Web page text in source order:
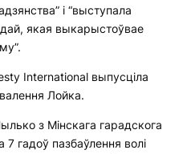
і “выступала
якая выкарыстоўвае
International выпусціла
Лойка.
з Мінскага гарадскога
гадоў пазбаўлення волі